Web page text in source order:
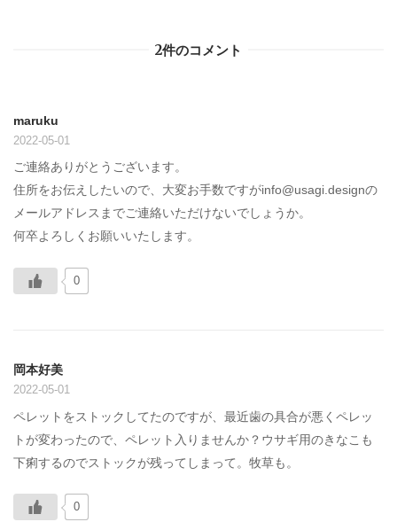
2件のコメント
maruku
2022-05-01
ご連絡ありがとうございます。
住所をお伝えしたいので、大変お手数ですがinfo@usagi.designの
メールアドレスまでご連絡いただけないでしょうか。
何卒よろしくお願いいたします。
0
岡本好美
2022-05-01
ペレットをストックしてたのですが、最近歯の具合が悪くペレッ
トが変わったので、ペレット入りませんか？ウサギ用のきなこも
下痢するのでストックが残ってしまって。牧草も。
0